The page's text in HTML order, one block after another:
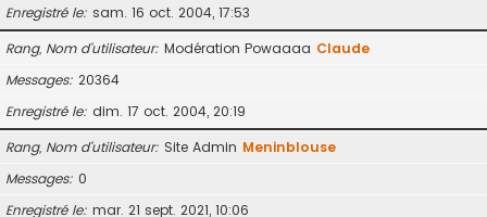
Enregistré le sam. 16 oct. 2004, 17:53
Rang, Nom d’utilisateur Modération Powaaaa Claude
Messages 20364
Enregistré le dim. 17 oct. 2004, 20:19
Rang, Nom d’utilisateur Site Admin Meninblouse
Messages 0
Enregistré le mar. 21 sept. 2021, 10:06